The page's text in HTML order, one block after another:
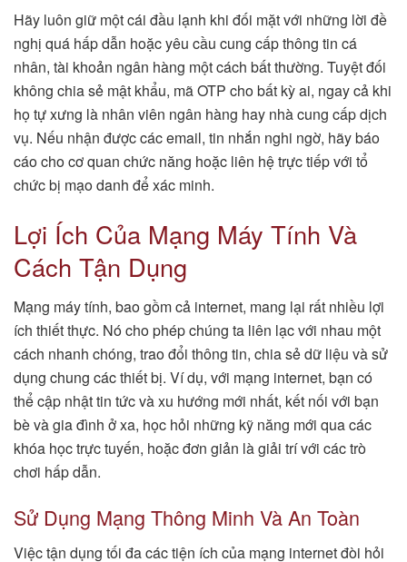
Hãy luôn giữ một cái đầu lạnh khi đối mặt với những lời đề
nghị quá hấp dẫn hoặc yêu cầu cung cấp thông tin cá
nhân, tài khoản ngân hàng một cách bất thường. Tuyệt đối
không chia sẻ mật khẩu, mã OTP cho bất kỳ ai, ngay cả khi
họ tự xưng là nhân viên ngân hàng hay nhà cung cấp dịch
vụ. Nếu nhận được các email, tin nhắn nghi ngờ, hãy báo
cáo cho cơ quan chức năng hoặc liên hệ trực tiếp với tổ
chức bị mạo danh để xác minh.
Lợi Ích Của Mạng Máy Tính Và
Cách Tận Dụng
Mạng máy tính, bao gồm cả internet, mang lại rất nhiều lợi
ích thiết thực. Nó cho phép chúng ta liên lạc với nhau một
cách nhanh chóng, trao đổi thông tin, chia sẻ dữ liệu và sử
dụng chung các thiết bị. Ví dụ, với mạng internet, bạn có
thể cập nhật tin tức và xu hướng mới nhất, kết nối với bạn
bè và gia đình ở xa, học hỏi những kỹ năng mới qua các
khóa học trực tuyến, hoặc đơn giản là giải trí với các trò
chơi hấp dẫn.
Sử Dụng Mạng Thông Minh Và An Toàn
Việc tận dụng tối đa các tiện ích của mạng internet đòi hỏi